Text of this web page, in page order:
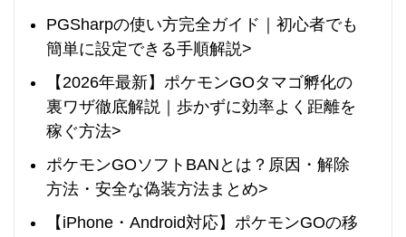
PGSharpの使い方完全ガイド｜初心者でも
簡単に設定できる手順解説>
【2026年最新】ポケモンGOタマゴ孵化の
裏ワザ徹底解説｜歩かずに効率よく距離を
稼ぐ方法>
ポケモンGOソフトBANとは？原因・解除
方法・安全な偽装方法まとめ>
【iPhone・Android対応】ポケモンGOの移